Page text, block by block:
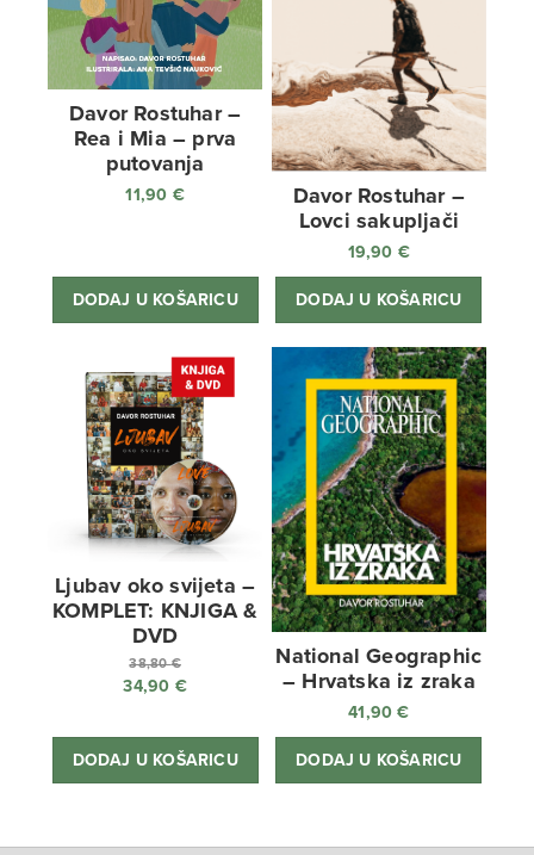
Davor Rostuhar –
Rea i Mia – prva
putovanja
11,90 €
DODAJ U KOŠARICU
Davor Rostuhar –
Lovci sakupljači
19,90 €
DODAJ U KOŠARICU
Ljubav oko svijeta –
KOMPLET: KNJIGA &
DVD
38,80€
Izvorna
bila
je:
34,90 €
cijena
je:
DODAJ U KOŠARICU
National Geographic
– Hrvatska iz zraka
41,90€
DODAJ U KOŠARICU